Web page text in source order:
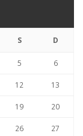
S D
5 6
12 13
19 20
26 27